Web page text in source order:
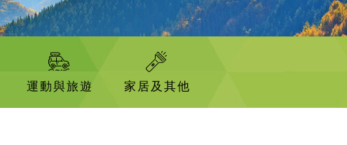
運動與旅遊 家居及其他